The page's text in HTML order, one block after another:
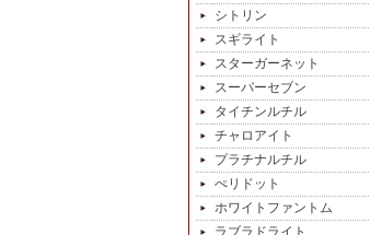
シトリン
スギライト
スターガーネット
スーパーセブン
タイチンルチル
チャロアイト
プラチナルチル
ぺリドット
ホワイトファントム
ラブラドライト